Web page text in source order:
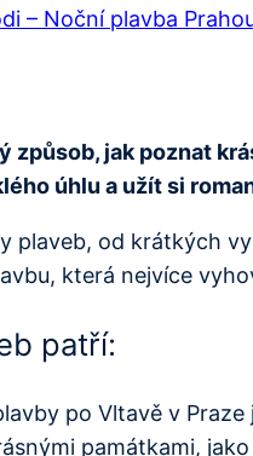
– Noční plavba
způsob, jak poznat
úhlu a užít si
plaveb, od krátkých
která nejvíce
patří:
po Vltavě v
památkami,